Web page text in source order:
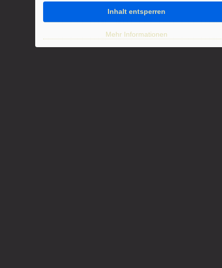
Inhalt entsperren
Mehr Informationen